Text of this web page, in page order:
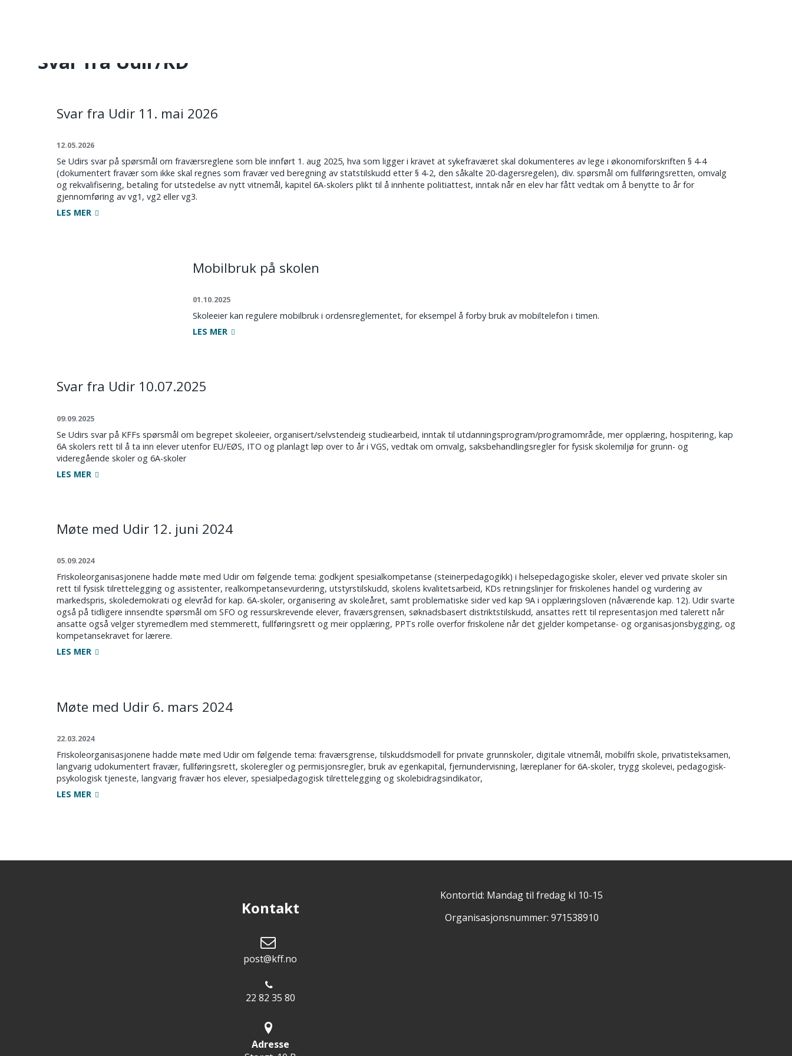
Svar fra Udir/KD
Svar fra Udir 11. mai 2026
12.05.2026
Se Udirs svar på spørsmål om fraværsreglene som ble innført 1. aug 2025, hva som ligger i kravet at sykefraværet skal dokumenteres av lege i økonomiforskriften § 4-4
(dokumentert fravær som ikke skal regnes som fravær ved beregning av statstilskudd etter § 4-2, den såkalte 20-dagersregelen), div. spørsmål om fullføringsretten, omvalg
og rekvalifisering, betaling for utstedelse av nytt vitnemål, kapitel 6A-skolers plikt til å innhente politiattest, inntak når en elev har fått vedtak om å benytte to år for
gjennomføring av vg1, vg2 eller vg3.
LES MER
Mobilbruk på skolen
01.10.2025
Skoleeier kan regulere mobilbruk i ordensreglementet, for eksempel å forby bruk av mobiltelefon i timen.
LES MER
Svar fra Udir 10.07.2025
09.09.2025
Se Udirs svar på KFFs spørsmål om begrepet skoleeier, organisert/selvstendeig studiearbeid, inntak til utdanningsprogram/programområde, mer opplæring, hospitering, kap
6A skolers rett til å ta inn elever utenfor EU/EØS, ITO og planlagt løp over to år i VGS, vedtak om omvalg, saksbehandlingsregler for fysisk skolemiljø for grunn- og
videregående skoler og 6A-skoler
LES MER
Møte med Udir 12. juni 2024
05.09.2024
Friskoleorganisasjonene hadde møte med Udir om følgende tema: godkjent spesialkompetanse (steinerpedagogikk) i helsepedagogiske skoler, elever ved private skoler sin
rett til fysisk tilrettelegging og assistenter, realkompetansevurdering, utstyrstilskudd, skolens kvalitetsarbeid, KDs retningslinjer for friskolenes handel og vurdering av
markedspris, skoledemokrati og elevråd for kap. 6A-skoler, organisering av skoleåret, samt problematiske sider ved kap 9A i opplæringsloven (nåværende kap. 12). Udir svarte
også på tidligere innsendte spørsmål om SFO og ressurskrevende elever, fraværsgrensen, søknadsbasert distriktstilskudd, ansattes rett til representasjon med talerett når
ansatte også velger styremedlem med stemmerett, fullføringsrett og meir opplæring, PPTs rolle overfor friskolene når det gjelder kompetanse- og organisasjonsbygging, og
kompetansekravet for lærere.
LES MER
Møte med Udir 6. mars 2024
22.03.2024
Friskoleorganisasjonene hadde møte med Udir om følgende tema: fraværsgrense, tilskuddsmodell for private grunnskoler, digitale vitnemål, mobilfri skole, privatisteksamen,
langvarig udokumentert fravær, fullføringsrett, skoleregler og permisjonsregler, bruk av egenkapital, fjernundervisning, læreplaner for 6A-skoler, trygg skolevei, pedagogisk-
psykologisk tjeneste, langvarig fravær hos elever, spesialpedagogisk tilrettelegging og skolebidragsindikator,
LES MER
Kontakt
post@kff.no
22 82 35 80
Adresse
Kontortid: Mandag til fredag kl 10-15
Organisasjonsnummer: 971538910